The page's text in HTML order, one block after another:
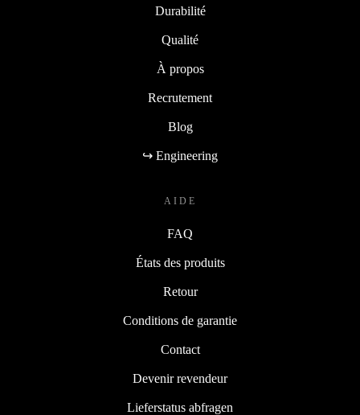
Durabilité
Qualité
À propos
Recrutement
Blog
↪ Engineering
AIDE
FAQ
États des produits
Retour
Conditions de garantie
Contact
Devenir revendeur
Lieferstatus abfragen